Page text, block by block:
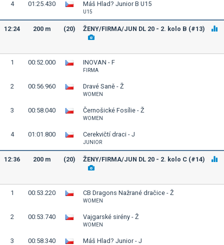
4 01:25.430 Máš Hlad? Junior B U15
U15
12:24 200 m (20) ŽENY/FIRMA/JUN DL 20 - 2. kolo B (#13)
1 00:52.000 INOVAN - F
FIRMA
2 00:56.960 Dravé Saně - Ž
WOMEN
3 00:58.040 Černošické Fosílie - Ž
WOMEN
4 01:01.800 Cerekvičtí draci - J
JUNIOR
12:36 200 m (20) ŽENY/FIRMA/JUN DL 20 - 2. kolo C (#14)
1 00:53.220 CB Dragons Nažrané dračice - Ž
WOMEN
2 00:53.740 Vajgarské sirény - Ž
WOMEN
3 00:58.340 Máš Hlad? Junior - J